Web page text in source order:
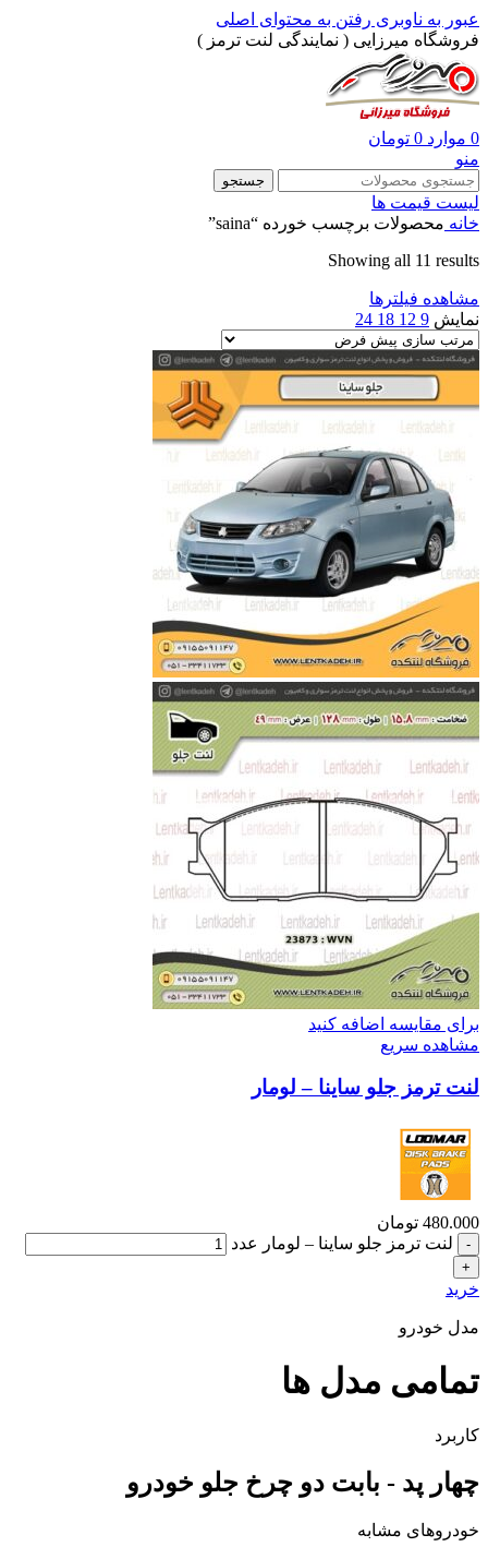
عبور به ناوبری رفتن به محتوای اصلی
فروشگاه میرزایی ( نمایندگی لنت ترمز )
0 موارد 0 تومان
منو
جستجو
لیست قیمت ها
خانه محصولات برچسب خورده “saina”
Showing all 11 results
مشاهده فیلترها
نمایش 9
12
18
24
برای مقایسه اضافه کنید
مشاهده سریع
لنت ترمز جلو ساینا – لومار
480.000 تومان
لنت ترمز جلو ساینا – لومار عدد
خرید
مدل خودرو
تمامی مدل ها
کاربرد
چهار پد - بابت دو چرخ جلو خودرو
خودروهای مشابه